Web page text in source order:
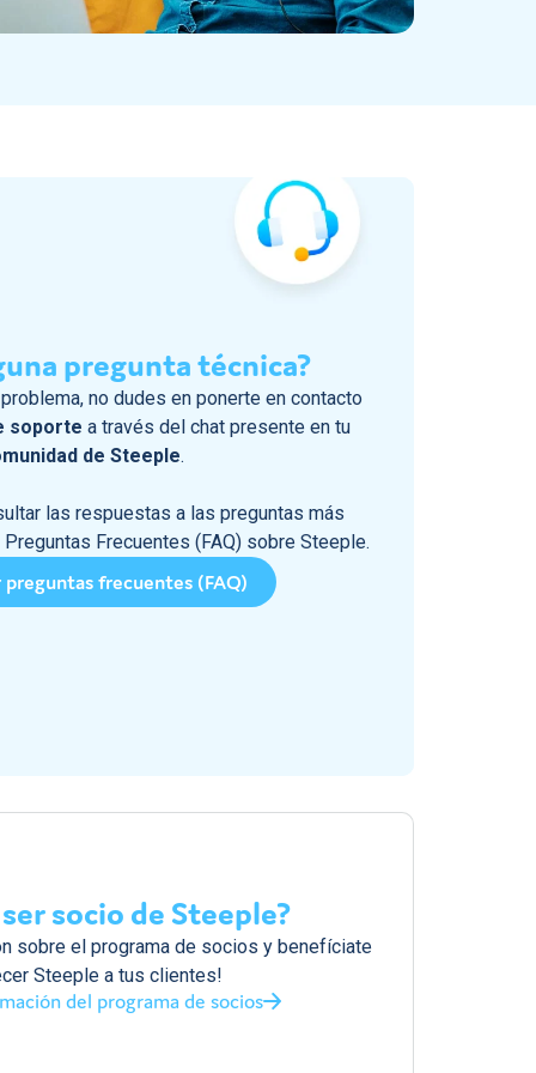
pregunta técnica?
no dudes en ponerte en contacto
soporte a través del chat presente en tu
de Steeple.
las respuestas a las preguntas más
Frecuentes (FAQ) sobre Steeple.
frecuentes (FAQ)
socio de Steeple?
sobre el programa de socios y benefíciate
Steeple a tus clientes!
del programa de socios